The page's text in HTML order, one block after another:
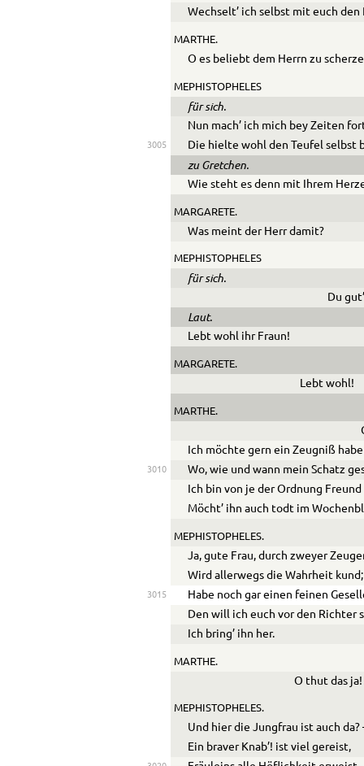
Wechselt’ ich selbst mit euch den
MARTHE.
O es beliebt dem Herrn zu
MEPHISTOPHELES
für sich.
Nun mach’ ich mich bey Zeiten
3005 Die hielte wohl den Teufel selbst
zu Gretchen.
Wie steht es denn mit Ihrem
MARGARETE.
Was meint der Herr damit?
MEPHISTOPHELES
für sich.
Du
Laut.
Lebt wohl ihr Fraun!
MARGARETE.
Lebt wohl!
MARTHE.
Ich möchte gern ein Zeugniß
3010
Wo, wie und wann mein Schatz
Ich bin von je der Ordnung
Möcht’ ihn auch todt im
MEPHISTOPHELES.
Ja, gute Frau, durch zweyer
Wird allerwegs die Wahrheit kund;
3015
Habe noch gar einen feinen
Den will ich euch vor den Richter
Ich bring’ ihn her.
MARTHE.
O thut das ja!
MEPHISTOPHELES.
Und hier die Jungfrau ist auch da?
Ein braver Knab’! ist viel gereist,